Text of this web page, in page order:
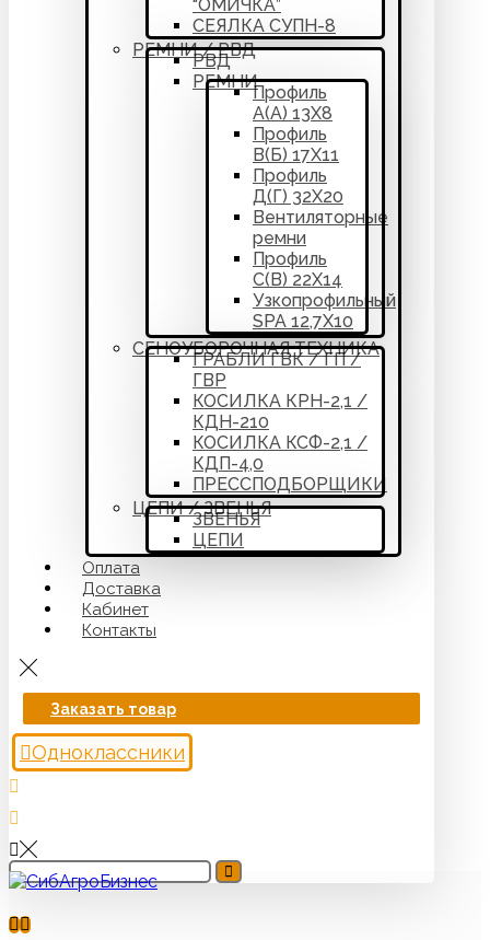
“ОМИЧКА”
СЕЯЛКА СУПН-8
РЕМНИ / РВД
РВД
РЕМНИ
Профиль
А(А) 13Х8
Профиль
В(Б) 17Х11
Профиль
Д(Г) 32Х20
Вентиляторные
ремни
Профиль
С(В) 22Х14
Узкопрофильный
SPA 12,7Х10
СЕНОУБОРОЧНАЯ ТЕХНИКА
ГРАБЛИ ГВК / ГП /
ГВР
КОСИЛКА КРН-2,1 /
КДН-210
КОСИЛКА КСФ-2,1 /
КДП-4,0
ПРЕССПОДБОРЩИКИ
ЦЕПИ / ЗВЕНЬЯ
ЗВЕНЬЯ
ЦЕПИ
Оплата
Доставка
Кабинет
Контакты
Заказать товар
Одноклассники